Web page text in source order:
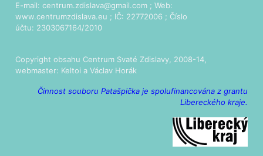
E-mail: centrum.zdislava@gmail.com ; Web:
www.centrumzdislava.eu ; IČ: 22772006 ; Číslo
účtu: 2303067164/2010
Copyright obsahu Centrum Svaté Zdislavy, 2008-14,
webmaster: Keltoi a Václav Horák
Činnost souboru Patašpička je spolufinancována z grantu
Libereckého kraje.